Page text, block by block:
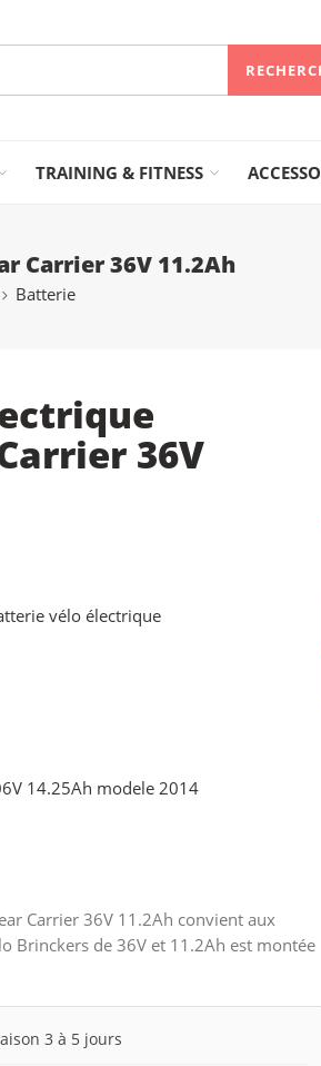
TRAINING & FITNESS
Carrier 36V 11.2Ah
Batterie
36V
vélo électrique
14.25Ah modele 2014
Carrier 36V 11.2Ah convient aux
Brinckers de 36V et 11.2Ah est montée
3 à 5 jours